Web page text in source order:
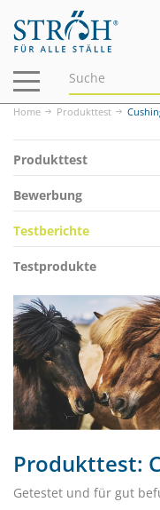
Navigation
ein-/ausblenden
Home Produkttest
Produkttest
Bewerbung
Testberichte
Testprodukte
Produkttest:
Getestet und für gut